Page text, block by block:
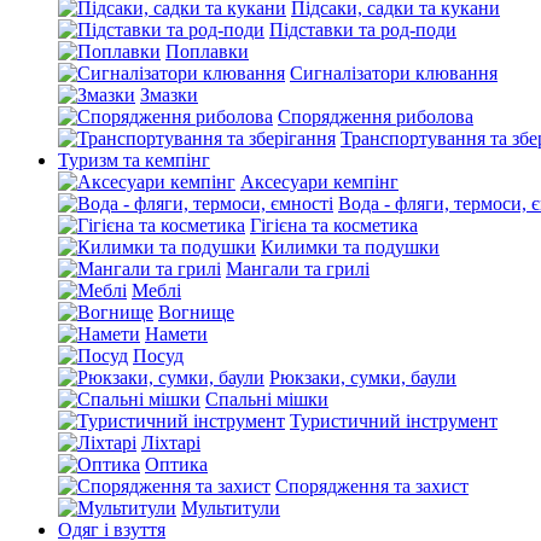
Підсаки, садки та кукани
Підставки та род-поди
Поплавки
Сигналізатори клювання
Змазки
Спорядження риболова
Транспортування та
Туризм та кемпінг
Аксесуари кемпінг
Вода - фляги, термоси,
Гігієна та косметика
Килимки та подушки
Мангали та грилі
Меблі
Вогнище
Намети
Посуд
Рюкзаки, сумки, баули
Спальні мішки
Туристичний інструмент
Ліхтарі
Оптика
Спорядження та захист
Мультитули
Одяг і взуття